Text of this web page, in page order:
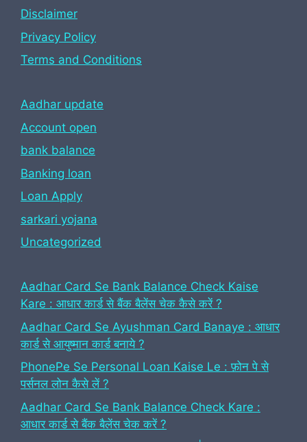
Disclaimer
Privacy Policy
Terms and Conditions
Aadhar update
Account open
bank balance
Banking loan
Loan Apply
sarkari yojana
Uncategorized
Aadhar Card Se Bank Balance Check Kaise
Kare : आधार कार्ड से बैंक बैलेंस चेक कैसे करें ?
Aadhar Card Se Ayushman Card Banaye : आधार
कार्ड से आयुष्मान कार्ड बनाये ?
PhonePe Se Personal Loan Kaise Le : फ़ोन पे से
पर्सनल लोन कैसे लें ?
Aadhar Card Se Bank Balance Check Kare :
आधार कार्ड से बैंक बैलेंस चेक करें ?